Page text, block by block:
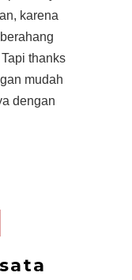
karena
thanks
mudah
dengan